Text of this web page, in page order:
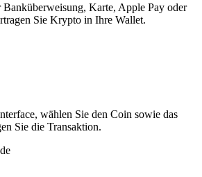
Banküberweisung, Karte, Apple Pay oder
Sie Krypto in Ihre Wallet.
wählen Sie den Coin sowie das
Sie die Transaktion.